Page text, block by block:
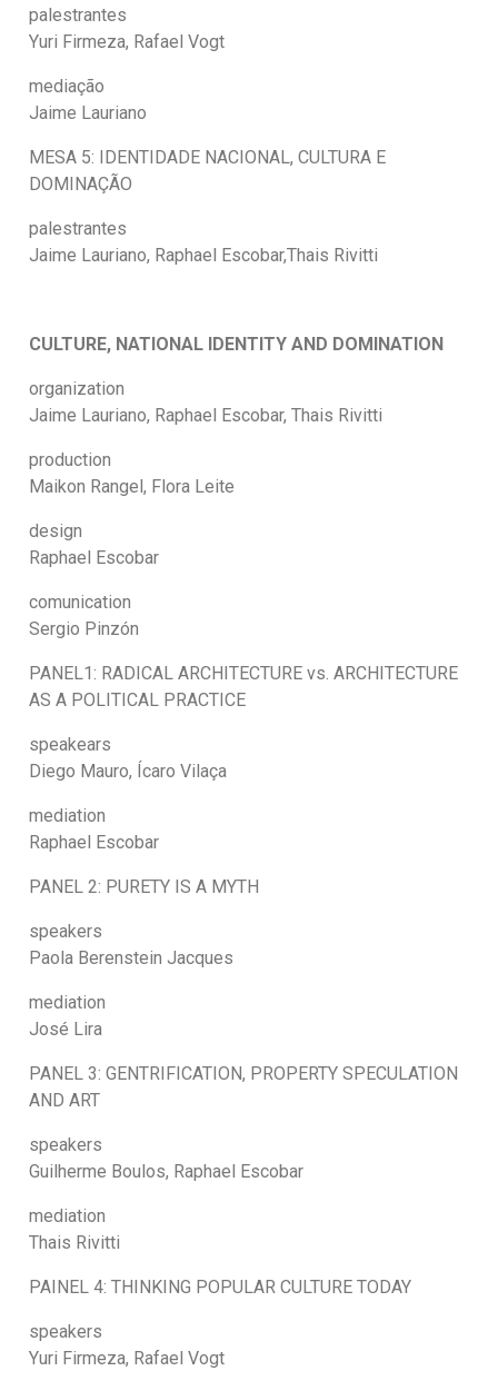
palestrantes
Yuri Firmeza, Rafael Vogt
mediação
Jaime Lauriano
MESA 5: IDENTIDADE NACIONAL, CULTURA E
DOMINAÇÃO
palestrantes
Jaime Lauriano, Raphael Escobar,Thais Rivitti
CULTURE, NATIONAL IDENTITY AND DOMINATION
organization
Jaime Lauriano, Raphael Escobar, Thais Rivitti
production
Maikon Rangel, Flora Leite
design
Raphael Escobar
comunication
Sergio Pinzón
PANEL1: RADICAL ARCHITECTURE vs. ARCHITECTURE
AS A POLITICAL PRACTICE
speakears
Diego Mauro, Ícaro Vilaça
mediation
Raphael Escobar
PANEL 2: PURETY IS A MYTH
speakers
Paola Berenstein Jacques
mediation
José Lira
PANEL 3: GENTRIFICATION, PROPERTY SPECULATION
AND ART
speakers
Guilherme Boulos, Raphael Escobar
mediation
Thais Rivitti
PAINEL 4: THINKING POPULAR CULTURE TODAY
speakers
Yuri Firmeza, Rafael Vogt